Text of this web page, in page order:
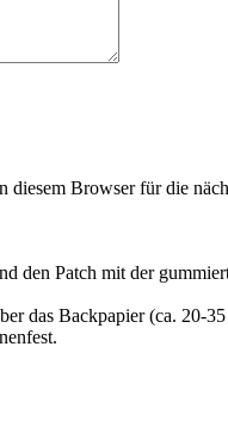
Browser für die
den Patch mit der
das Backpapier (ca. 20-